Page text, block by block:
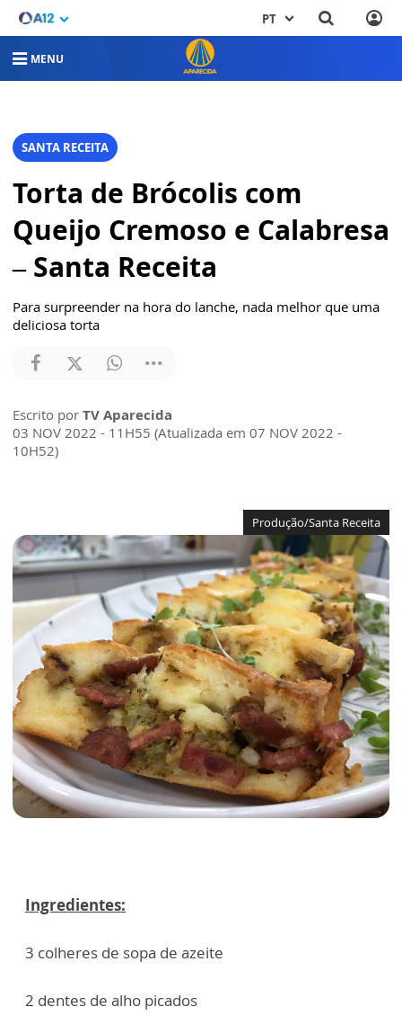
PT
MENU
SANTA RECEITA
Torta de Brócolis com
Queijo Cremoso e Calabresa
– Santa Receita
Para surpreender na hora do lanche, nada melhor que uma
deliciosa torta
Escrito por TV Aparecida
03 NOV 2022 - 11H55 (Atualizada em 07 NOV 2022 -
10H52)
Produção/Santa Receita
Ingredientes:
3 colheres de sopa de azeite
2 dentes de alho picados